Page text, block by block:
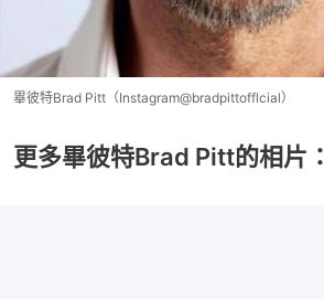
畢彼特Brad Pitt（Instagram@bradpittofflcial）
更多畢彼特Brad Pitt的相片：